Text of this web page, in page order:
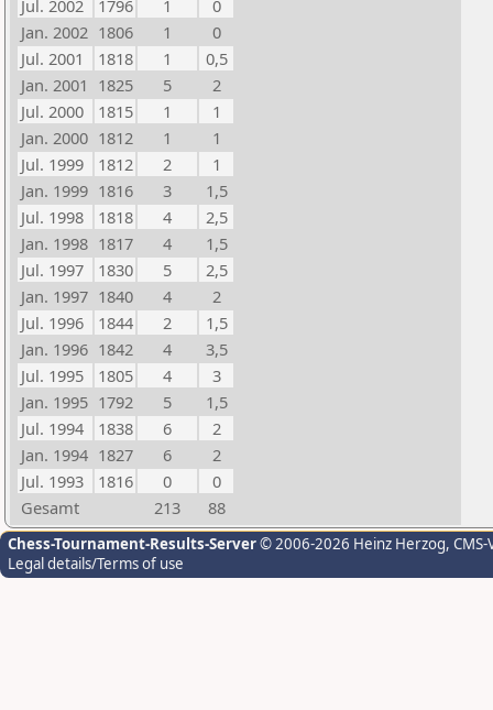
Jul. 2002
1796 1
0
Jan. 2002 1806 1
0
Jul. 2001
1818 1
0,5
Jan. 2001 1825 5
2
Jul. 2000
1815 1
1
Jan. 2000 1812 1
1
Jul. 1999
1812 2
1
Jan. 1999 1816 3
1,5
Jul. 1998
1818 4
2,5
Jan. 1998 1817 4
1,5
Jul. 1997
1830 5
2,5
Jan. 1997 1840 4
2
Jul. 1996
1844 2
1,5
Jan. 1996 1842 4
3,5
Jul. 1995
1805 4
3
Jan. 1995 1792 5
1,5
Jul. 1994
1838 6
2
Jan. 1994 1827 6
2
Jul. 1993
1816 0
0
Gesamt
213 88
Chess-Tournament-Results-Server© 2006-2026 Heinz Herzog,
Legal details/Terms of use